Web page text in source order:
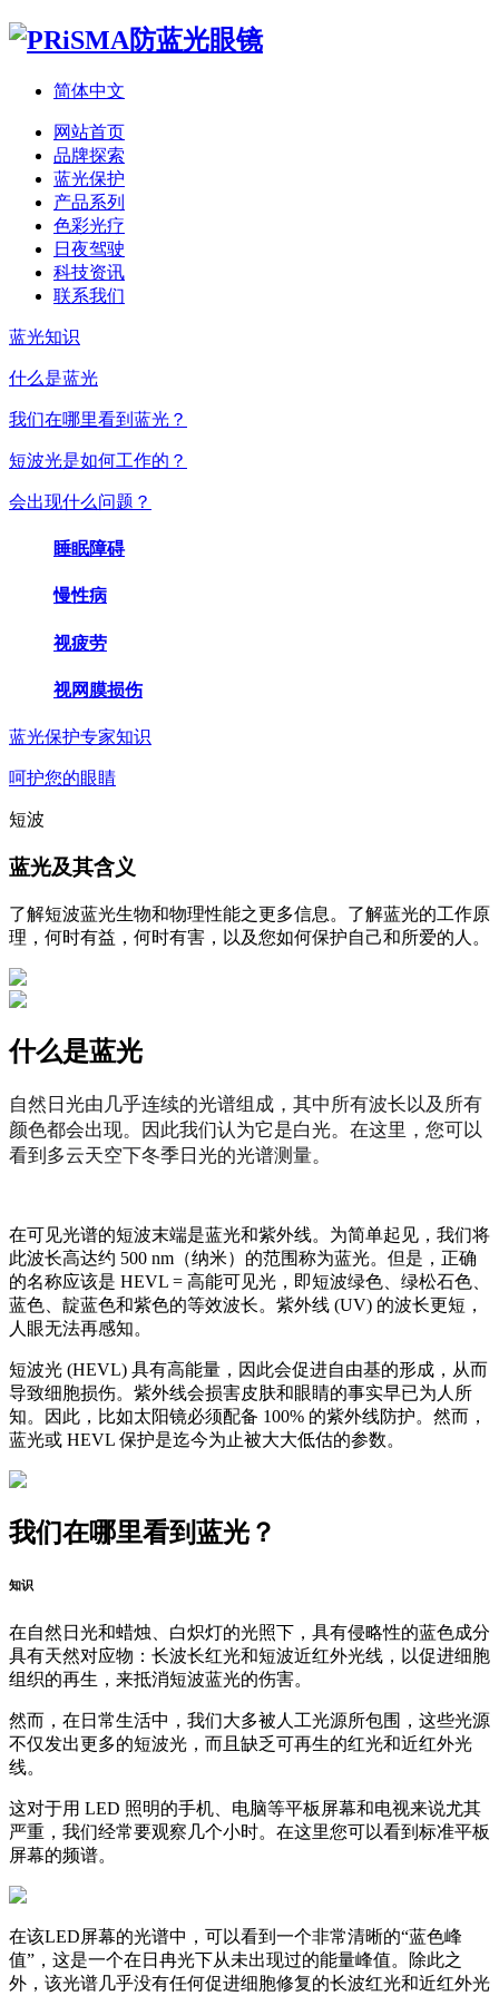
简体中文
网站首页
品牌探索
蓝光保护
产品系列
色彩光疗
日夜驾驶
科技资讯
联系我们
蓝光知识
什么是蓝光
我们在哪里看到蓝光？
短波光是如何工作的？
会出现什么问题？
睡眠障碍
慢性病
视疲劳
视网膜损伤
蓝光保护专家知识
呵护您的眼睛
短波
蓝光及其含义
了解短波蓝光生物和物理性能之更多信息。了解蓝光的工作原
理，何时有益，何时有害，以及您如何保护自己和所爱的人。
什么是蓝光
自然日光由几乎连续的光谱组成，其中所有波长以及所有
颜色都会出现。
因此我们认为它是白光。 在这里，您可以
看到多云天空下冬季日光的光谱测量。
在可见光谱的短波末端是蓝光和紫外线。为简单起见，我们将
此波长高达约 500 nm（纳米）的范围称为蓝光。但是，正确
的名称应该是 HEVL = 高能可见光，即短波绿色、绿松石色、
蓝色、靛蓝色和紫色的等效波长。紫外线 (UV) 的波长更短，
人眼无法再感知。
短波光 (HEVL) 具有高能量，因此会促进自由基的形成，从而
导致细胞损伤。紫外线会损害皮肤和眼睛的事实早已为人所
知。因此，比如太阳镜必须配备 100% 的紫外线防护。然而，
蓝光或 HEVL 保护是迄今为止被大大低估的参数。
我们在哪里看到蓝光？
知识
在自然日光和蜡烛、白炽灯的光照下，具有侵略性的蓝色成分
具有天然对应物：长波长红光和短波近红外光线，以促进细胞
组织的再生，来抵消短波蓝光的伤害。
然而，在日常生活中，我们大多被人工光源所包围，这些光源
不仅发出更多的短波光，而且缺乏可再生的红光和近红外光
线。
这对于用 LED 照明的手机、电脑等平板屏幕和电视来说尤其
严重，我们经常要观察几个小时。在这里您可以看到标准平板
屏幕的频谱。
在该LED屏幕的光谱中，可以看到一个非常清晰的“蓝色峰
值”，这是一个在日冉光下从未出现过的能量峰值。除此之
外，该光谱几乎没有任何促进细胞修复的长波红光和近红外光